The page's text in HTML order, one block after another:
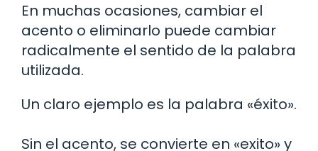
En muchas ocasiones, cambiar el
acento o eliminarlo puede cambiar
radicalmente el sentido de la palabra
utilizada.
Un claro ejemplo es la palabra «éxito».
Sin el acento, se convierte en «exito» y